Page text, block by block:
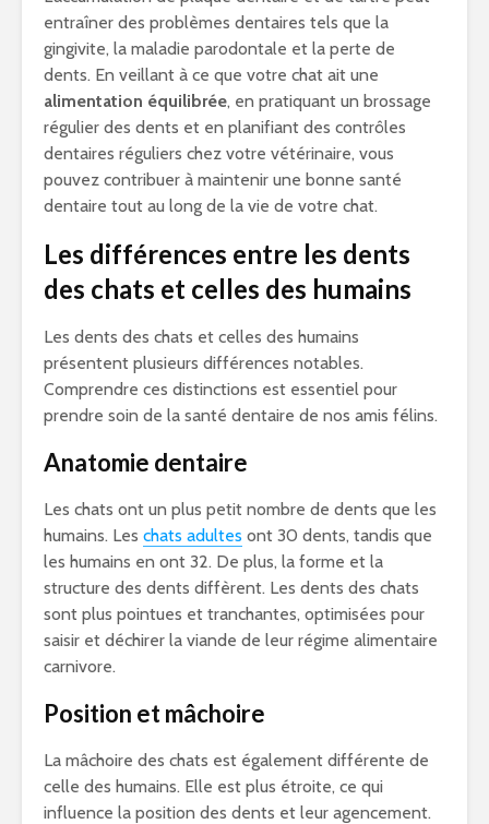
entraîner des problèmes dentaires tels que la
gingivite, la maladie parodontale et la perte de
dents. En veillant à ce que votre chat ait une
alimentation équilibrée, en pratiquant un brossage
régulier des dents et en planifiant des contrôles
dentaires réguliers chez votre vétérinaire, vous
pouvez contribuer à maintenir une bonne santé
dentaire tout au long de la vie de votre chat.
Les différences entre les dents
des chats et celles des humains
Les dents des chats et celles des humains
présentent plusieurs différences notables.
Comprendre ces distinctions est essentiel pour
prendre soin de la santé dentaire de nos amis félins.
Anatomie dentaire
Les chats ont un plus petit nombre de dents que les
humains. Les chats adultes ont 30 dents, tandis que
les humains en ont 32. De plus, la forme et la
structure des dents diffèrent. Les dents des chats
sont plus pointues et tranchantes, optimisées pour
saisir et déchirer la viande de leur régime alimentaire
carnivore.
Position et mâchoire
La mâchoire des chats est également différente de
celle des humains. Elle est plus étroite, ce qui
influence la position des dents et leur agencement.